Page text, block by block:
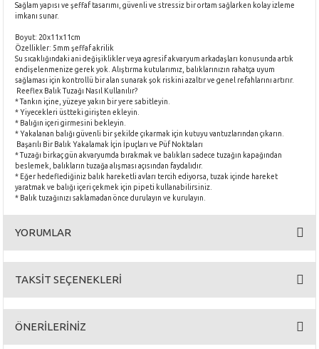
Sağlam yapısı ve şeffaf tasarımı, güvenli ve stressiz bir ortam sağlarken kolay izleme
imkanı sunar.
Boyut: 20x11x11cm
Özellikler: 5mm şeffaf akrilik
Su sıcaklığındaki ani değişiklikler veya agresif akvaryum arkadaşları konusunda artık
endişelenmenize gerek yok. Alıştırma kutularımız, balıklarınızın rahatça uyum
sağlaması için kontrollü bir alan sunarak şok riskini azaltır ve genel refahlarını artırır.
Reeflex Balık Tuzağı Nasıl Kullanılır?
* Tankın içine, yüzeye yakın bir yere sabitleyin.
* Yiyecekleri üstteki girişten ekleyin.
* Balığın içeri girmesini bekleyin.
* Yakalanan balığı güvenli bir şekilde çıkarmak için kutuyu vantuzlarından çıkarın.
Başarılı Bir Balık Yakalamak İçin İpuçları ve Püf Noktaları
* Tuzağı birkaç gün akvaryumda bırakmak ve balıkları sadece tuzağın kapağından
beslemek, balıkların tuzağa alışması açısından faydalıdır.
* Eğer hedeflediğiniz balık hareketli avları tercih ediyorsa, tuzak içinde hareket
yaratmak ve balığı içeri çekmek için pipeti kullanabilirsiniz.
* Balık tuzağınızı saklamadan önce durulayın ve kurulayın.
YORUMLAR
TAKSİT SEÇENEKLERİ
ÖNERİLERİNİZ